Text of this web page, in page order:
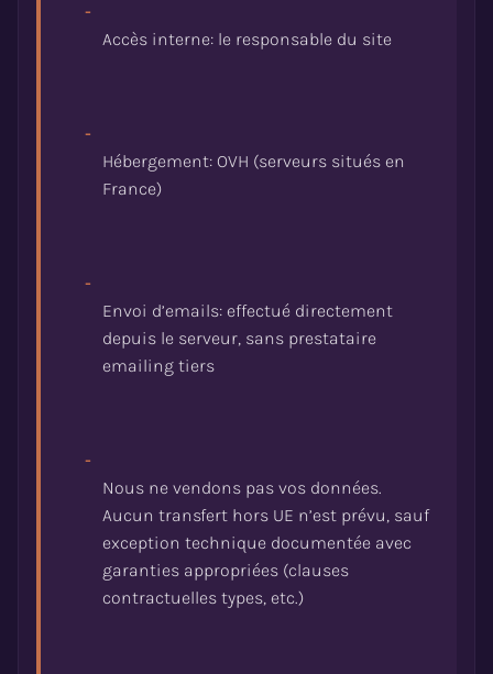
-
-
Hébergement: OVH (serveurs situés en
-
Envoi d’emails: effectué directement
depuis le serveur, sans prestataire
-
Nous ne vendons pas vos données.
Aucun transfert hors UE n’est prévu, sauf
exception technique documentée avec
garanties appropriées (clauses